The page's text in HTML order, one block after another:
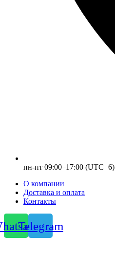
пн-пт 09:00–17:00 (UTC+6)
О компании
Доставка и оплата
Контакты
Telegram